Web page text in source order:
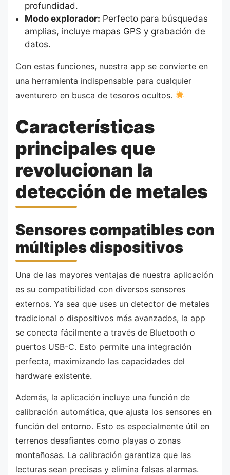
profundidad.
Modo explorador: Perfecto para búsquedas
amplias, incluye mapas GPS y grabación de
datos.
Con estas funciones, nuestra app se convierte en
una herramienta indispensable para cualquier
aventurero en busca de tesoros ocultos.
Características
principales que
revolucionan la
detección de metales
Sensores compatibles con
múltiples dispositivos
Una de las mayores ventajas de nuestra aplicación
es su compatibilidad con diversos sensores
externos. Ya sea que uses un detector de metales
tradicional o dispositivos más avanzados, la app
se conecta fácilmente a través de Bluetooth o
puertos USB-C. Esto permite una integración
perfecta, maximizando las capacidades del
hardware existente.
Además, la aplicación incluye una función de
calibración automática, que ajusta los sensores en
función del entorno. Esto es especialmente útil en
terrenos desafiantes como playas o zonas
montañosas. La calibración garantiza que las
lecturas sean precisas y elimina falsas alarmas.